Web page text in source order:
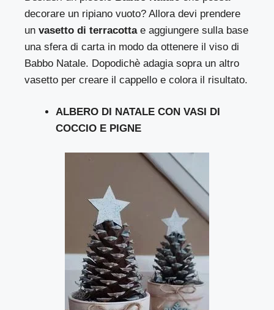
decorare un ripiano vuoto? Allora devi prendere
unvasetto di terracottae aggiungere sulla base
una sfera di carta in modo da ottenere il viso di
Babbo Natale. Dopodichè adagia sopra un altro
vasetto per creare il cappello e colora il risultato.
ALBERO DI NATALE CON VASI DI
COCCIO E PIGNE